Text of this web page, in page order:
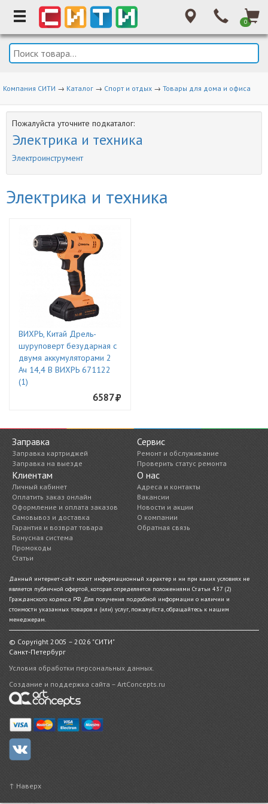
0
Компания СИТИ → Каталог → Спорт и отдых → Товары для дома и офиса
Пожалуйста уточните подкаталог:
Электрика и техника
Электроинструмент
Электрика и техника
ВИХРЬ, Китай Дрель-
шуруповерт безударная с
двумя аккумуляторами 2
Ач 14,4 В ВИХРЬ 671122
(1)
6587
Заправка
Заправка картриджей
Заправка на выезде
Сервис
Ремонт и обслуживание
Проверить статус ремонта
Клиентам
Личный кабинет
Оплатить заказ онлайн
Оформление и оплата заказов
Самовывоз и доставка
Гарантия и возврат товара
Бонусная система
Промокоды
Статьи
О нас
Адреса и контакты
Вакансии
Новости и акции
О компании
Обратная связь
Данный интернет-сайт носит информационный характер и ни при каких условиях не
является публичной офертой, которая определяется положениями Статьи 437 (2)
Гражданского кодекса РФ. Для получения подробной информации о наличии и
стоимости указанных товаров и (или) услуг, пожалуйста, обращайтесь к нашим
менеджерам.
© Copyright 2005 – 2026 "СИТИ"
Санкт-Петербург
Условия обработки персональных данных.
Создание и поддержка сайта – ArtConcepts.ru
↑ Наверх